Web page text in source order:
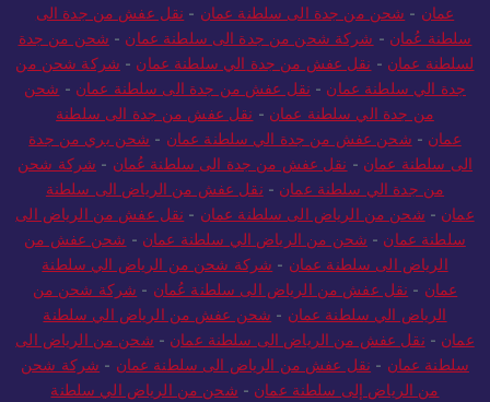
عمان - شحن من جدة الى سلطنة عمان - نقل عفش من جدة الى
سلطنة عُمان - شركة شحن من جدة الى سلطنة عمان - شحن من جدة
لسلطنة عمان - نقل عفش من جدة الي سلطنة عمان - شركة شحن من
جدة الي سلطنة عمان - نقل عفش من جدة الى سلطنة عمان - شحن
من جدة الي سلطنة عمان - نقل عفش من جدة الى سلطنة
عمان - شحن عفش من جدة الي سلطنة عمان - شحن بري من جدة
الى سلطنة عمان - نقل عفش من جدة الى سلطنة عُمان - شركة شحن
من جدة الي سلطنة عمان - نقل عفش من الرياض الى سلطنة
عمان - شحن من الرياض الى سلطنة عمان - نقل عفش من الرياض الى
سلطنة عمان - شحن من الرياض الي سلطنة عمان - شحن عفش من
الرياض الى سلطنة عمان - شركة شحن من الرياض الي سلطنة
عمان - نقل عفش من الرياض الى سلطنة عُمان - شركة شحن من
الرياض الي سلطنة عمان - شحن عفش من الرياض الي سلطنة
عمان - نقل عفش من الرياض الى سلطنة عمان - شحن من الرياض الى
سلطنة عمان - نقل عفش من الرياض الى سلطنة عمان - شركة شحن
من الرياض إلى سلطنة عمان - شحن من الرياض الي سلطنة